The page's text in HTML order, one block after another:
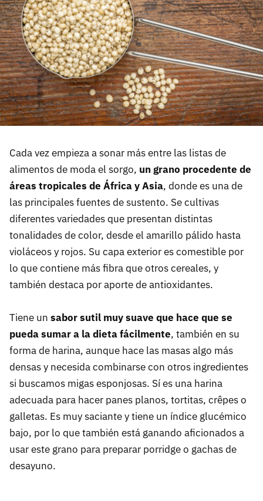
Cada vez empieza a sonar más entre las listas de
alimentos de moda el sorgo, un grano procedente de
áreas tropicales de África y Asia, donde es una de
las principales fuentes de sustento. Se cultivas
diferentes variedades que presentan distintas
tonalidades de color, desde el amarillo pálido hasta
violáceos y rojos. Su capa exterior es comestible por
lo que contiene más fibra que otros cereales, y
también destaca por aporte de antioxidantes.
Tiene un sabor sutil muy suave que hace que se
pueda sumar a la dieta fácilmente, también en su
forma de harina, aunque hace las masas algo más
densas y necesida combinarse con otros ingredientes
si buscamos migas esponjosas. Sí es una harina
adecuada para hacer panes planos, tortitas, crêpes o
galletas. Es muy saciante y tiene un índice glucémico
bajo, por lo que también está ganando aficionados a
usar este grano para preparar porridge o gachas de
desayuno.